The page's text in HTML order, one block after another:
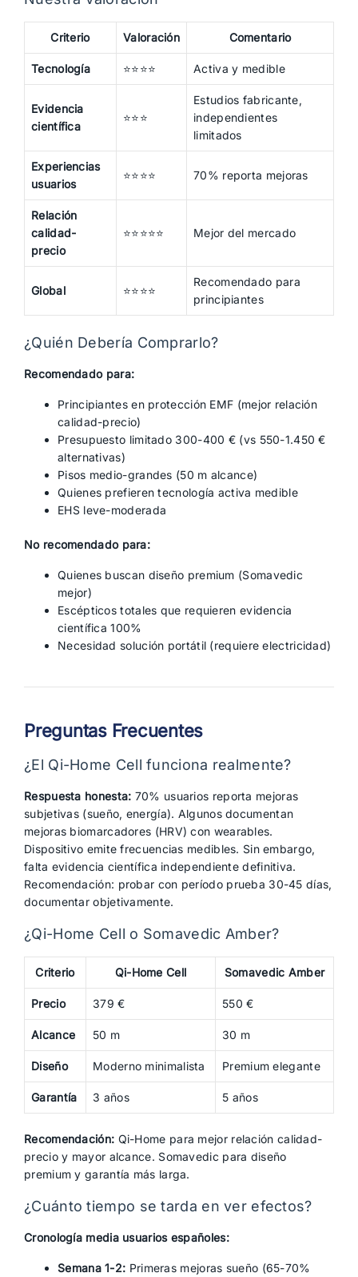
Criterio Valoración Comentario
Tecnología ⭐⭐⭐⭐ Activa y medible
Evidencia
científica
⭐⭐⭐
Estudios fabricante,
independientes
limitados
Experiencias
usuarios
⭐⭐⭐⭐ 70% reporta mejoras
Relación
calidad-
precio
⭐⭐⭐⭐⭐ Mejor del mercado
Global ⭐⭐⭐⭐
Recomendado para
principiantes
¿Quién Debería Comprarlo?
Recomendado para:
Principiantes en protección EMF (mejor relación
calidad-precio)
Presupuesto limitado 300-400 € (vs 550-1.450 €
alternativas)
Pisos medio-grandes (50 m alcance)
Quienes prefieren tecnología activa medible
EHS leve-moderada
No recomendado para:
Quienes buscan diseño premium (Somavedic
mejor)
Escépticos totales que requieren evidencia
científica 100%
Necesidad solución portátil (requiere electricidad)
Preguntas Frecuentes
¿El Qi-Home Cell funciona realmente?
Respuesta honesta: 70% usuarios reporta mejoras
subjetivas (sueño, energía). Algunos documentan
mejoras biomarcadores (HRV) con wearables.
Dispositivo emite frecuencias medibles. Sin embargo,
falta evidencia científica independiente definitiva.
Recomendación: probar con período prueba 30-45 días,
documentar objetivamente.
¿Qi-Home Cell o Somavedic Amber?
Criterio Qi-Home Cell Somavedic Amber
Precio 379 € 550 €
Alcance 50 m 30 m
Diseño Moderno minimalista Premium elegante
Garantía 3 años 5 años
Recomendación: Qi-Home para mejor relación calidad-
precio y mayor alcance. Somavedic para diseño
premium y garantía más larga.
¿Cuánto tiempo se tarda en ver efectos?
Cronología media usuarios españoles:
Semana 1-2: Primeras mejoras sueño (65-70%